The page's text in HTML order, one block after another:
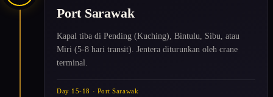
Port Sarawak
Kapal tiba di Pending (Kuching), Bintulu, Sibu, atau
Miri (5-8 hari transit). Jentera diturunkan oleh crane
terminal.
Day 15-18 · Port Sarawak